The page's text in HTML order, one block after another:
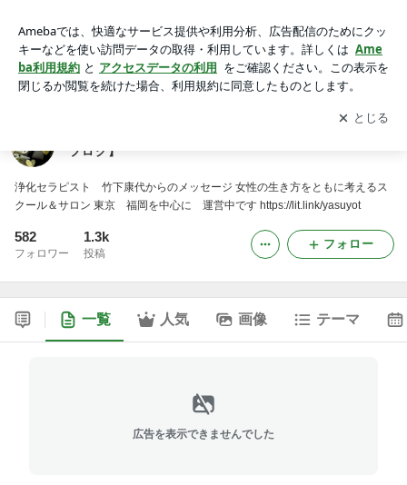
アプリをダウンロードして ブログの更新通知
を受け取りまし
ょう。
開く
ブログ】
浄化セラピスト 竹下康代からのメッセージ 女性の生き方をともに考えるス
クール＆サロン 東京 福岡を中心に 運営中です https://lit.link/yasuyot
582
フォロワー
1.3k
投稿
フォロー
一覧 人気 画像 テーマ
広告を表示できませんでした